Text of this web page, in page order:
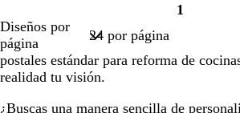
Página
1
Diseños por
página
postales estándar para reforma de
realidad tu visión.
¿Buscas una manera sencilla de